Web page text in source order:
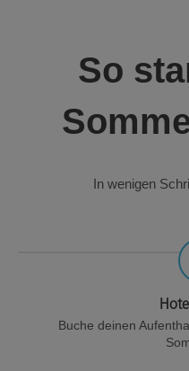
So
In wenigen
Buche deinen